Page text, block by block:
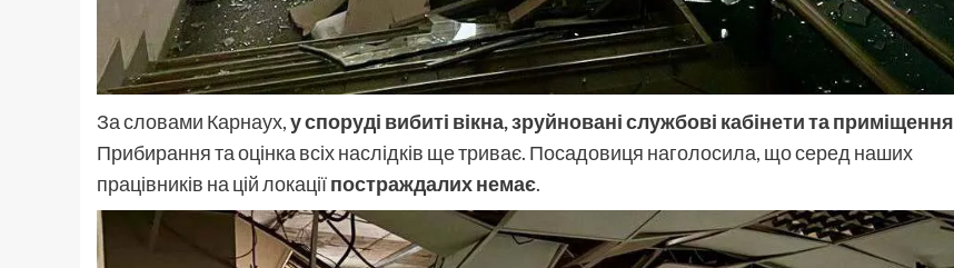
За словами Карнаух,у споруді вибиті вікна, зруйновані службові кабінети та приміщення
Прибирання та оцінка всіх наслідків ще триває. Посадовиця наголосила, що серед наших
працівників на цій локаціїпостраждалих немає.